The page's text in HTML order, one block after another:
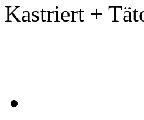
Kastriert +